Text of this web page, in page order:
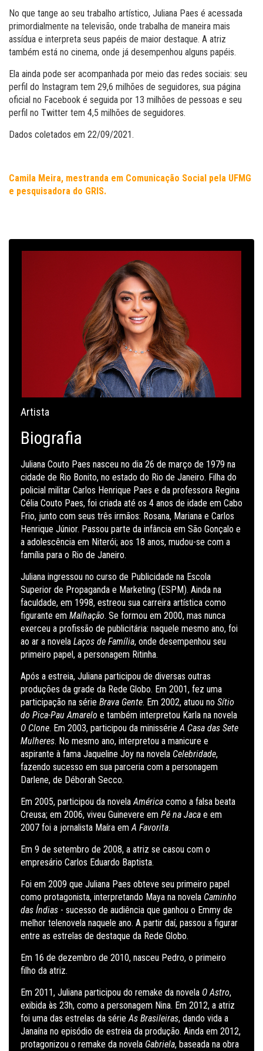
No que tange ao seu trabalho artístico, Juliana Paes é acessada
primordialmente na televisão, onde trabalha de maneira mais
assídua e interpreta seus papéis de maior destaque. A atriz
também está no cinema, onde já desempenhou alguns papéis.
Ela ainda pode ser acompanhada por meio das redes sociais: seu
perfil do Instagram tem 29,6 milhões de seguidores, sua página
oficial no Facebook é seguida por 13 milhões de pessoas e seu
perfil no Twitter tem 4,5 milhões de seguidores.
Dados coletados em 22/09/2021.
Camila Meira, mestranda em Comunicação Social pela UFMG
e pesquisadora do GRIS.
Artista
Biografia
Juliana Couto Paes nasceu no dia 26 de março de 1979 na
cidade de Rio Bonito, no estado do Rio de Janeiro. Filha do
policial militar Carlos Henrique Paes e da professora Regina
Célia Couto Paes, foi criada até os 4 anos de idade em Cabo
Frio, junto com seus três irmãos: Rosana, Mariana e Carlos
Henrique Júnior. Passou parte da infância em São Gonçalo e
a adolescência em Niterói; aos 18 anos, mudou-se com a
família para o Rio de Janeiro.
Juliana ingressou no curso de Publicidade na Escola
Superior de Propaganda e Marketing (ESPM). Ainda na
faculdade, em 1998, estreou sua carreira artística como
figurante em Malhação. Se formou em 2000, mas nunca
exerceu a profissão de publicitária: naquele mesmo ano, foi
ao ar a novela Laços de Família, onde desempenhou seu
primeiro papel, a personagem Ritinha.
Após a estreia, Juliana participou de diversas outras
produções da grade da Rede Globo. Em 2001, fez uma
participação na série Brava Gente. Em 2002, atuou no Sítio
do Pica-Pau Amarelo e também interpretou Karla na novela
O Clone. Em 2003, participou da minissérieA Casa das Sete
Mulheres. No mesmo ano, interpretou a manicure e
aspirante à fama Jaqueline Joy na novela Celebridade,
fazendo sucesso em sua parceria com a personagem
Darlene, de Déborah Secco.
Em 2005, participou da novelaAmérica como a falsa beata
Creusa; em 2006, viveu Guinevere em Pé na Jaca e em
2007 foi a jornalista Maíra emA Favorita.
Em 9 de setembro de 2008, a atriz se casou com o
empresário Carlos Eduardo Baptista.
Foi em 2009 que Juliana Paes obteve seu primeiro papel
como protagonista, interpretando Maya na novela Caminho
das Índias - sucesso de audiência que ganhou o Emmy de
melhor telenovela naquele ano. A partir daí, passou a figurar
entre as estrelas de destaque da Rede Globo.
Em 16 de dezembro de 2010, nasceu Pedro, o primeiro
filho da atriz.
Em 2011, Juliana participou do remake da novela O Astro,
exibida às 23h, como a personagem Nina. Em 2012, a atriz
foi uma das estrelas da sérieAs Brasileiras, dando vida a
Janaína no episódio de estreia da produção. Ainda em 2012,
protagonizou o remake da novela Gabriela, baseada na obra